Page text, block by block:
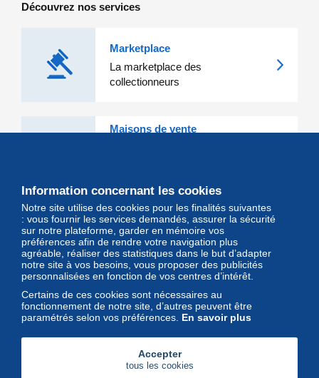
Découvrez nos services
Marketplace
La marketplace des
collectionneurs
Maisons de vente
Magazine
Un regard unique et décalé sur
l'univers des timbres et leurs
collectionneurs
Information concernant les cookies
Notre site utilise des cookies pour les finalités suivantes
: vous fournir les services demandés, assurer la sécurité
sur notre plateforme, garder en mémoire vos
préférences afin de rendre votre navigation plus
agréable, réaliser des statistiques dans le but d’adapter
notre site à vos besoins, vous proposer des publicités
personnalisées en fonction de vos centres d’intérêt.
Certains de ces cookies sont nécessaires au
fonctionnement de notre site, d’autres peuvent être
paramétrés selon vos préférences. En savoir plus
Accepter
tous les cookies